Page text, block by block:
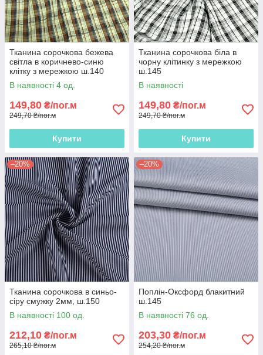
Тканина сорочкова бежева
світла в коричнево-синю
клітку з мережкою ш.140
В наявності 4 од.
149,80 ₴/пог.м
249,70 ₴/пог.м
Купити
Тканина сорочкова біла в
чорну клітинку з мережкою
ш.145
В наявності
149,80 ₴/пог.м
249,70 ₴/пог.м
Купити
–20%
Тканина сорочкова в синьо-
сіру смужку 2мм, ш.150
В наявності 100 од.
212,10 ₴/пог.м
265,10 ₴/пог.м
–20%
Поплін-Оксфорд блакитний
ш.145
В наявності 76 од.
203,30 ₴/пог.м
254,20 ₴/пог.м